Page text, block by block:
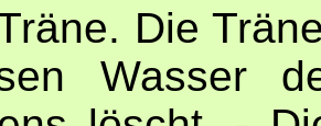
Die
Wasser